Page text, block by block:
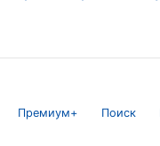
Премиум+ Поиск